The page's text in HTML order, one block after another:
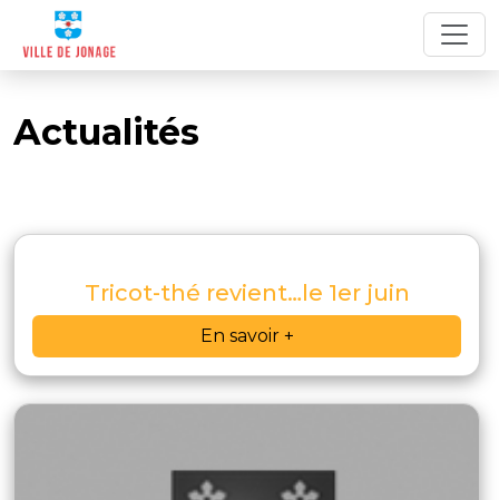
Actualités
Tricot-thé revient…le 1er juin
En savoir +